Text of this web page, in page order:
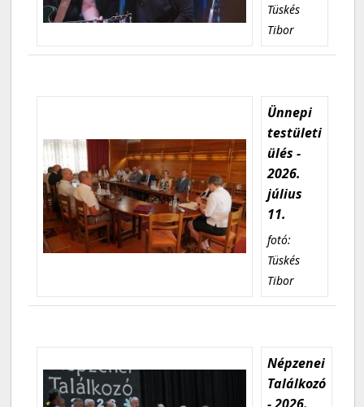
Tüskés
Tibor
Ünnepi
testületi
ülés -
2026.
július
11.
fotó:
Tüskés
Tibor
Népzenei
Találkozó